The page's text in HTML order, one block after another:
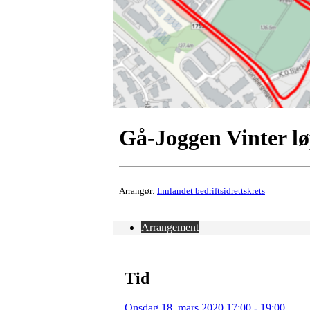
Gå-Joggen Vinter
Arrangør: Innlandet bedriftsidrettskrets
Arrangement
Tid
Onsdag 18. mars 2020 17:00 - 19:00